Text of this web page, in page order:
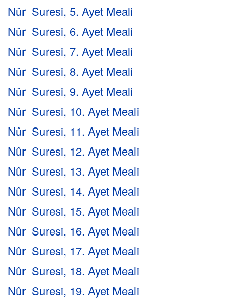
Nûr Suresi, 5. Ayet Meali
Nûr Suresi, 6. Ayet Meali
Nûr Suresi, 7. Ayet Meali
Nûr Suresi, 8. Ayet Meali
Nûr Suresi, 9. Ayet Meali
Nûr Suresi, 10. Ayet Meali
Nûr Suresi, 11. Ayet Meali
Nûr Suresi, 12. Ayet Meali
Nûr Suresi, 13. Ayet Meali
Nûr Suresi, 14. Ayet Meali
Nûr Suresi, 15. Ayet Meali
Nûr Suresi, 16. Ayet Meali
Nûr Suresi, 17. Ayet Meali
Nûr Suresi, 18. Ayet Meali
Nûr Suresi, 19. Ayet Meali